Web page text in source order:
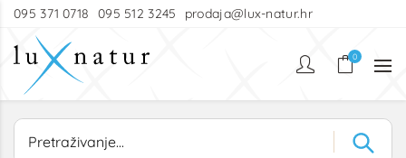
095 371 0718 095 512 3245 prodaja@lux-natur.hr
0